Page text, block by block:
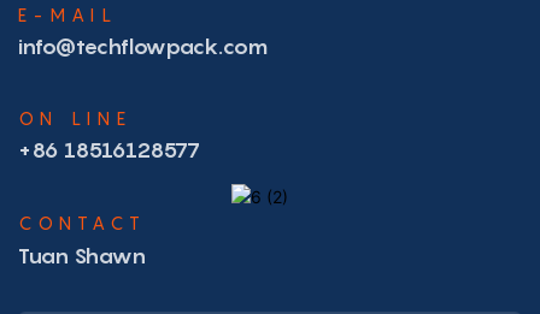
E-MAIL
info@techflowpack.com
ON LINE
+86 18516128577
CONTACT
Tuan Shawn